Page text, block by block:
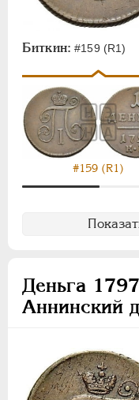
Биткин: #159 (R1)
#159 (R1)
Деньга
Аннинский